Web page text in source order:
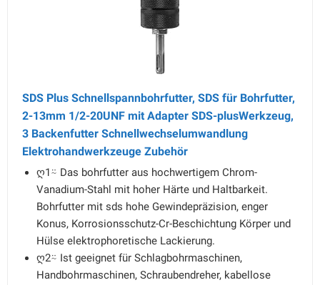
SDS Plus Schnellspannbohrfutter, SDS für Bohrfutter,
2-13mm 1/2-20UNF mit Adapter SDS-plusWerkzeug,
3 Backenfutter Schnellwechselumwandlung
Elektrohandwerkzeuge Zubehör
ღ1⍨ Das bohrfutter aus hochwertigem Chrom-
Vanadium-Stahl mit hoher Härte und Haltbarkeit.
Bohrfutter mit sds hohe Gewindepräzision, enger
Konus, Korrosionsschutz-Cr-Beschichtung Körper und
Hülse elektrophoretische Lackierung.
ღ2⍨ Ist geeignet für Schlagbohrmaschinen,
Handbohrmaschinen, Schraubendreher, kabellose